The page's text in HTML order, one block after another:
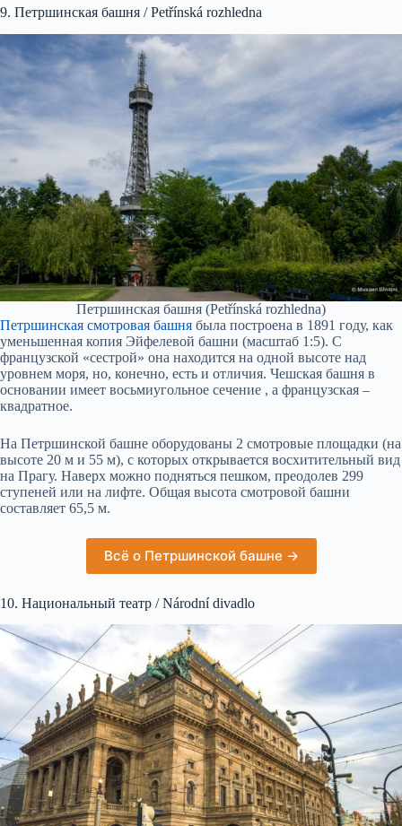
9. Петршинская башня / Petřínská rozhledna
Петршинская башня (Petřínská rozhledna)
Петршинская смотровая башня была построена в 1891 году, как
уменьшенная копия Эйфелевой башни (масштаб 1:5). С
французской «сестрой» она находится на одной высоте над
уровнем моря, но, конечно, есть и отличия. Чешская башня в
основании имеет восьмиугольное сечение , а французская –
квадратное.
На Петршинской башне оборудованы 2 смотровые площадки (на
высоте 20 м и 55 м), с которых открывается восхитительный вид
на Прагу. Наверх можно подняться пешком, преодолев 299
ступеней или на лифте. Общая высота смотровой башни
составляет 65,5 м.
Всё о Петршинской башне →
10. Национальный театр / Národní divadlo